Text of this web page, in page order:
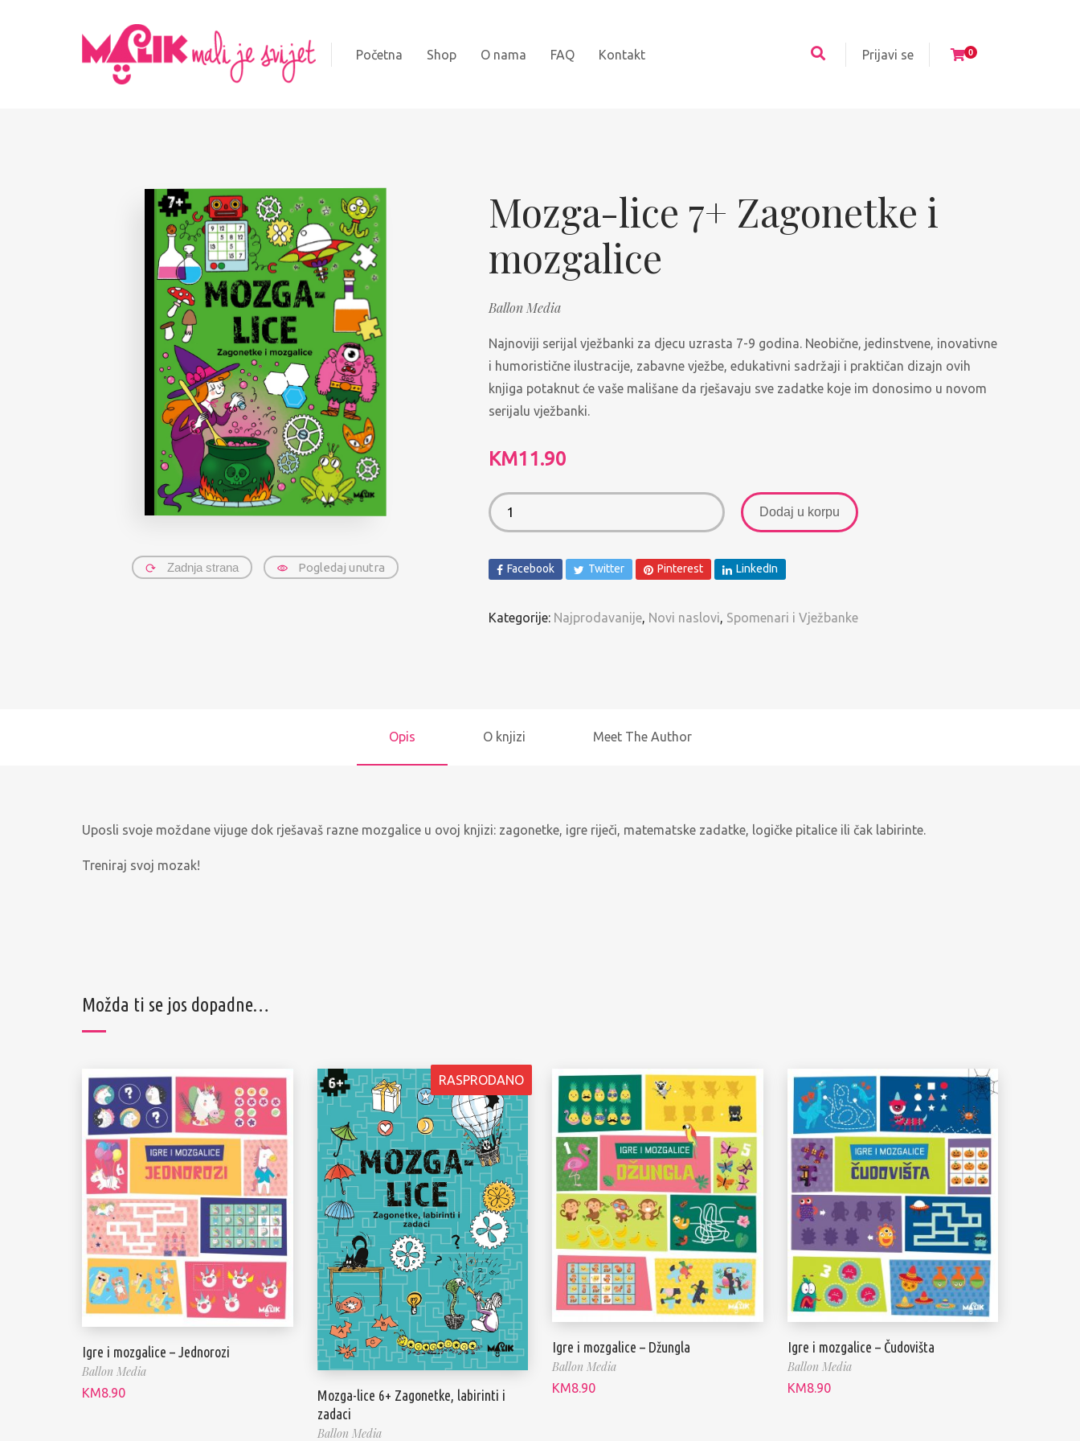
Početna Shop
Kartonske slikovnice
Najprodavanije
Slikovnice sa naljepnicama
Spomenari i Vježbanke
O nama FAQ Kontakt Prijavi se 0
Zadnja strana Pogledaj unutra
Mozga-lice 7+ Zagonetke i
mozgalice
Ballon Media
Najnoviji serijal vježbanki za djecu uzrasta 7-9 godina. Neobične, jedinstvene, inovativne
i humoristične ilustracije, zabavne vježbe, edukativni sadržaji i praktičan dizajn ovih
knjiga potaknut će vaše mališane da rješavaju sve zadatke koje im donosimo u novom
serijalu vježbanki.
KM11.90
Dodaj u korpu
Facebook Twitter Pinterest LinkedIn
Kategorije: Najprodavanije Novi naslovi Spomenari i Vježbanke
Opis O knjizi Meet The Author
Uposli svoje moždane vijuge dok rješavaš razne mozgalice u ovoj knjizi: zagonetke, igre riječi, matematske zadatke, logičke pitalice ili čak labirinte.
Treniraj svoj mozak!
Možda ti se jos dopadne…
Igre i mozgalice – Jednorozi
Ballon Media
KM8.90
RASPRODANO
Mozga-lice 6+ Zagonetke, labirinti i
zadaci
Ballon Media
Igre i mozgalice – Džungla
Ballon Media
KM8.90
Igre i mozgalice – Čudovišta
Ballon Media
KM8.90